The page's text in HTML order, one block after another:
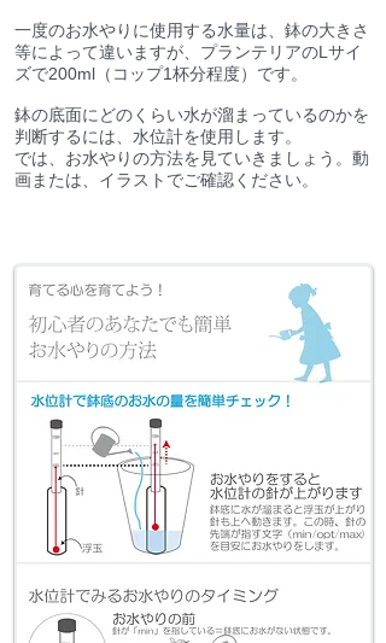
一度のお水やりに使用する水量は、鉢の大きさ
等によって違いますが、プランテリアのLサイ
ズで200ml（コップ1杯分程度）です。
鉢の底面にどのくらい水が溜まっているのかを
判断するには、水位計を使用します。
では、お水やりの方法を見ていきましょう。動
画または、イラストでご確認ください。